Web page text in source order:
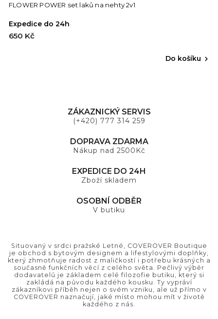
FLOWER POWER set laků na nehty 2v1
Expedice do 24h
650 Kč
Do košíku
ZÁKAZNICKÝ SERVIS
(+420) 777 314 259
DOPRAVA ZDARMA
Nákup nad 2500Kč
EXPEDICE DO 24H
Zboží skladem
OSOBNÍ ODBĚR
V butiku
Situovaný v srdci pražské Letné, COVEROVER Boutique
je obchod s bytovým designem a lifestylovými doplňky,
který zhmotňuje radost z maličkostí i potřebu krásných a
současně funkčních věcí z celého světa. Pečlivý výběr
dodavatelů je základem celé filozofie butiku, který si
zakládá na původu každého kousku. Ty vypráví
zákazníkovi příběh nejen o svém vzniku, ale už přímo v
COVEROVER naznačují, jaké místo mohou mít v životě
každého z nás.